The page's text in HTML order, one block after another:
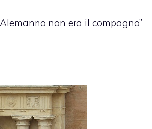
non era il compagno”